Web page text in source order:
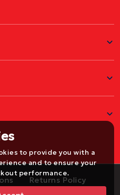
to provide you with a
and to ensure your
performance.
Returns Policy